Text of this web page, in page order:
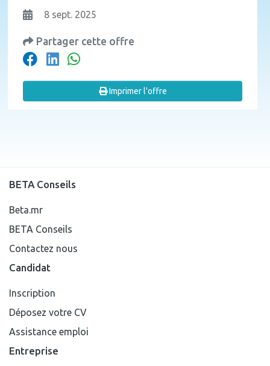
8 sept. 2025
Partager cette offre
Imprimer l'offre
BETA Conseils
Beta.mr
BETA Conseils
Contactez nous
Candidat
Inscription
Déposez votre CV
Assistance emploi
Entreprise